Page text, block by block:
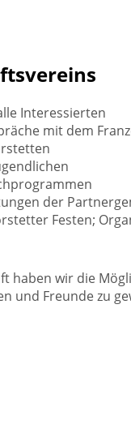
Interessierten
mit dem
der
Festen;
haben wir die
und Freunde zu